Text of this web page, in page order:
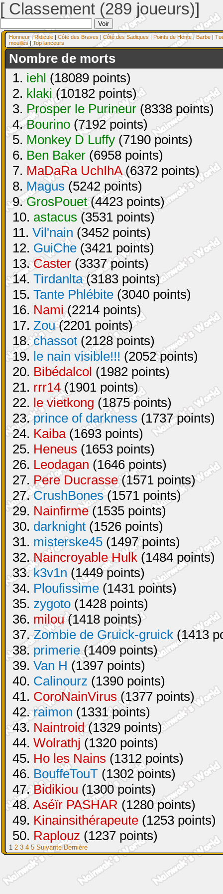
[ Classement (289 joueurs)]
Honneur|Ridicule | Côté des Braves | Côté des Sadiques | Points de Honte| Barbe |
mouillés| Top lanceurs
Nombre de morts
1. iehl (18089 points)
2. klaki(10182 points)
3. Prosper le Purineur (8338 points)
4.Bourino (7192 points)
5. Monkey D Luffy (7190 points)
6. Ben Baker (6958 points)
7. MaDaRa UchIhA(6372 points)
8. Magus (5242 points)
9.GrosPouet(4423 points)
10. astacus (3531 points)
11. Vil'nain (3452 points)
12. GuiChe (3421 points)
13.Caster (3337 points)
14. Tirdanlta(3183 points)
15. Tante Phlébite (3040 points)
16. Nami(2214 points)
17. Zou(2201 points)
18.chassot (2128 points)
19. le nain visible!!! (2052 points)
20. Bibédalcol (1982 points)
21. rrr14(1901 points)
22. le vietkong (1875 points)
23.prince of darkness (1737 points)
24. Kaiba(1693 points)
25. Heneus (1653 points)
26. Leodagan (1646 points)
27. Pere Ducrasse(1571 points)
27.CrushBones(1571 points)
29. Nainfirme(1535 points)
30. darknight (1526 points)
31. misterske45 (1497 points)
32.Naincroyable Hulk (1484 points)
33.k3v1n (1449 points)
34. Ploufissime (1431 points)
35. zygoto (1428 points)
36. milou(1418 points)
37.Zombie de Gruick-gruick (1413
38.primerie(1409 points)
39. Van H (1397 points)
40. Calinourz (1390 points)
41. CoroNainVirus(1377 points)
42.raimon (1331 points)
43. Naintroid(1329 points)
44. Wolrathj (1320 points)
45. Ho les Nains (1312 points)
46. BouffeTouT (1302 points)
47.Bidikiou (1300 points)
48. Aséïr PASHAR (1280 points)
49. Kinainsithérapeute (1253 points)
50. Raplouz (1237 points)
1 2 3 4 5 Suivante Dernière